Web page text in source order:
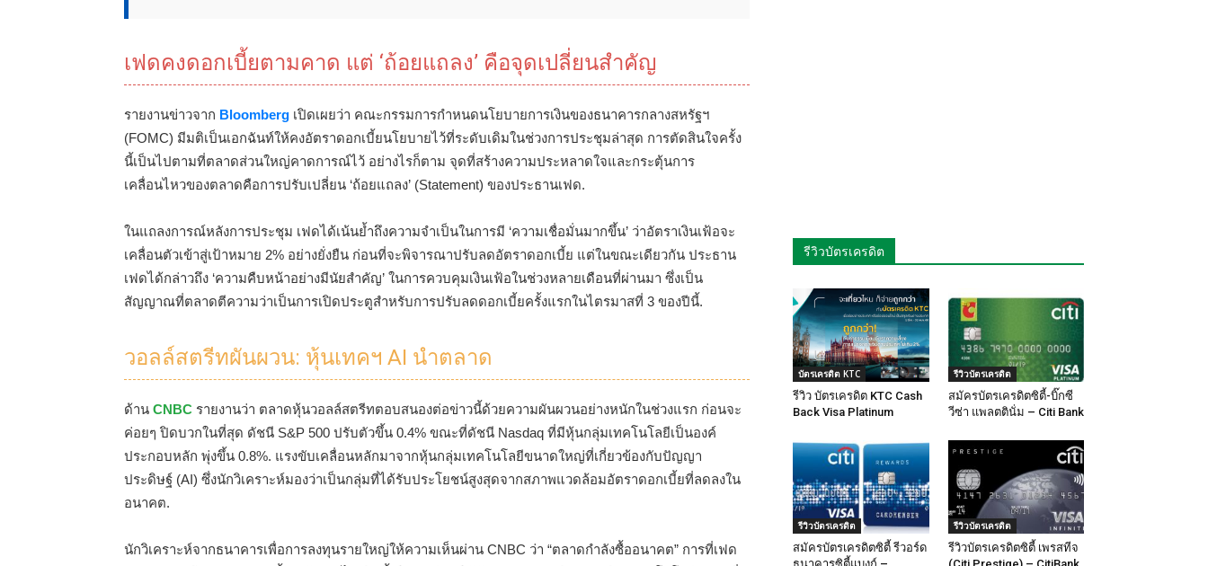
เฟดคงดอกเบี้ยตามคาด แต่ ‘ถ้อยแถลง’ คือจุดเปลี่ยนสำคัญ
รายงานข่าวจาก Bloomberg เปิดเผยว่า คณะกรรมการกำหนดนโยบายการเงินของธนาคารกลางสหรัฐฯ
(FOMC) มีมติเป็นเอกฉันท์ให้คงอัตราดอกเบี้ยนโยบายไว้ที่ระดับเดิมในช่วงการประชุมล่าสุด การตัดสินใจครั้ง
นี้เป็นไปตามที่ตลาดส่วนใหญ่คาดการณ์ไว้ อย่างไรก็ตาม จุดที่สร้างความประหลาดใจและกระตุ้นการ
เคลื่อนไหวของตลาดคือการปรับเปลี่ยน ‘ถ้อยแถลง’ (Statement) ของประธานเฟด.
ในแถลงการณ์หลังการประชุม เฟดได้เน้นย้ำถึงความจำเป็นในการมี ‘ความเชื่อมั่นมากขึ้น’ ว่าอัตราเงินเฟ้อจะ
เคลื่อนตัวเข้าสู่เป้าหมาย 2% อย่างยั่งยืน ก่อนที่จะพิจารณาปรับลดอัตราดอกเบี้ย แต่ในขณะเดียวกัน ประธาน
เฟดได้กล่าวถึง ‘ความคืบหน้าอย่างมีนัยสำคัญ’ ในการควบคุมเงินเฟ้อในช่วงหลายเดือนที่ผ่านมา ซึ่งเป็น
สัญญาณที่ตลาดตีความว่าเป็นการเปิดประตูสำหรับการปรับลดดอกเบี้ยครั้งแรกในไตรมาสที่ 3 ของปีนี้.
วอลล์สตรีทผันผวน: หุ้นเทคฯ AI นำตลาด
ด้าน CNBC รายงานว่า ตลาดหุ้นวอลล์สตรีทตอบสนองต่อข่าวนี้ด้วยความผันผวนอย่างหนักในช่วงแรก ก่อนจะ
ค่อยๆ ปิดบวกในที่สุด ดัชนี S&P 500 ปรับตัวขึ้น 0.4% ขณะที่ดัชนี Nasdaq ที่มีหุ้นกลุ่มเทคโนโลยีเป็นองค์
ประกอบหลัก พุ่งขึ้น 0.8%. แรงขับเคลื่อนหลักมาจากหุ้นกลุ่มเทคโนโลยีขนาดใหญ่ที่เกี่ยวข้องกับปัญญา
ประดิษฐ์ (AI) ซึ่งนักวิเคราะห์มองว่าเป็นกลุ่มที่ได้รับประโยชน์สูงสุดจากสภาพแวดล้อมอัตราดอกเบี้ยที่ลดลงใน
อนาคต.
นักวิเคราะห์จากธนาคารเพื่อการลงทุนรายใหญ่ให้ความเห็นผ่าน CNBC ว่า “ตลาดกำลังซื้ออนาคต” การที่เฟด
รีวิวบัตรเครดิต
บัตรเครดิต KTC
รีวิว บัตรเครดิต KTC Cash
Back Visa Platinum
รีวิวบัตรเครดิต
สมัครบัตรเครดิตซิตี้-บิ๊กซี
วีซ่า แพลตตินั่ม – Citi Bank
รีวิวบัตรเครดิต
สมัครบัตรเครดิตซิตี้ รีวอร์ด
รีวิวบัตรเครดิต
รีวิวบัตรเครดิตซิตี้ เพรสทีจ